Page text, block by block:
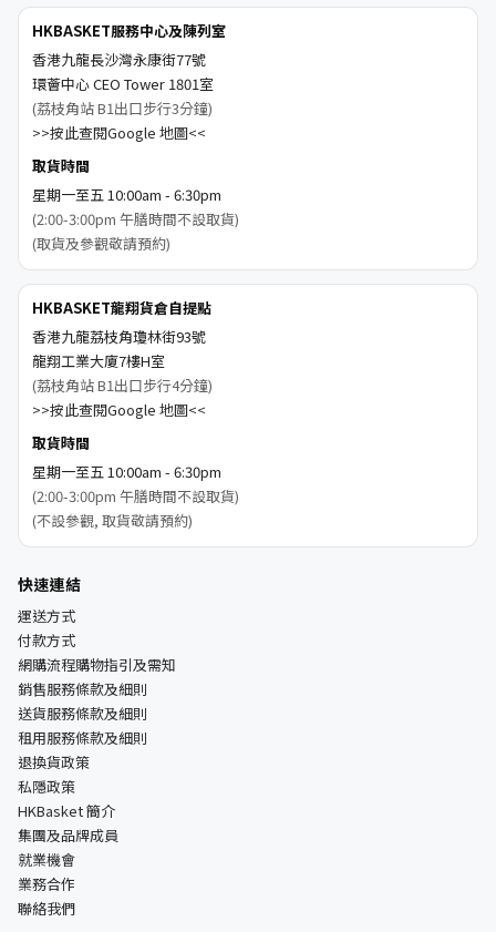
HKBASKET服務中心及陳列室
香港九龍長沙灣永康街77號
環薈中心 CEO Tower 1801室
(荔枝角站 B1出口步行3分鐘)
>>按此查閱Google 地圖<<
取貨時間
星期一至五 10:00am - 6:30pm
(2:00-3:00pm 午膳時間不設取貨)
(取貨及參觀敬請預約)
HKBASKET龍翔貨倉自提點
香港九龍荔枝角瓊林街93號
龍翔工業大廈7樓H室
(荔枝角站 B1出口步行4分鐘)
>>按此查閱Google 地圖<<
取貨時間
星期一至五 10:00am - 6:30pm
(2:00-3:00pm 午膳時間不設取貨)
(不設參觀, 取貨敬請預約)
快速連結
運送方式
付款方式
網購流程購物指引及需知
銷售服務條款及細則
送貨服務條款及細則
租用服務條款及細則
退換貨政策
私隱政策
HKBasket 簡介
集團及品牌成員
就業機會
業務合作
聯絡我們